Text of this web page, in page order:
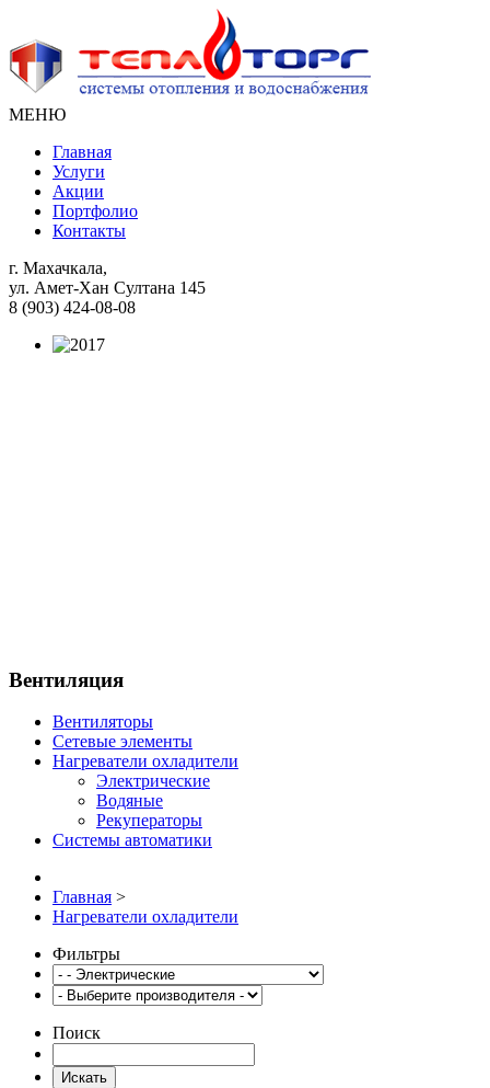
МЕНЮ
Главная
Услуги
Акции
Портфолио
Контакты
г. Махачкала,
ул. Амет-Хан Султана 145
8 (903) 424-08-08
Вентиляция
Вентиляторы
Сетевые элементы
Нагреватели охладители
Электрические
Водяные
Рекуператоры
Системы автоматики
Главная >
Нагреватели охладители
Фильтры
Поиск